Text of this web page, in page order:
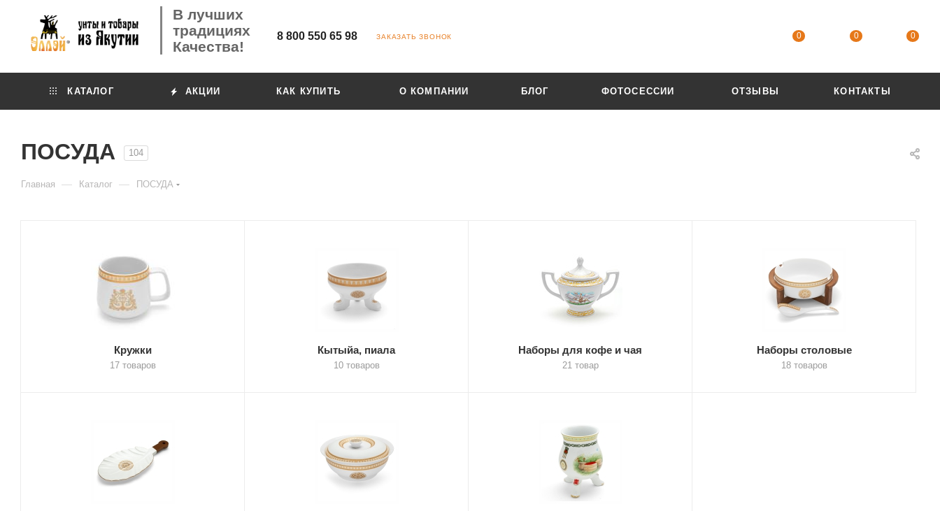
В лучших
традициях
Качества!
8 800 550 65 98 ЗАКАЗАТЬ ЗВОНОК 0 0 0
КАТАЛОГ АКЦИИ КАК КУПИТЬ О КОМПАНИИ БЛОГ ФОТОСЕССИИ ОТЗЫВЫ КОНТАКТЫ
ПОСУДА 104
Главная — Каталог — ПОСУДА
Кружки
17 товаров
Кытыйа, пиала
10 товаров
Наборы для кофе и чая
21 товар
Наборы столовые
18 товаров